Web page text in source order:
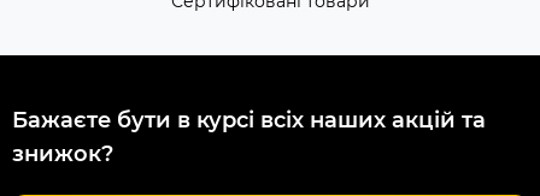
Бажаєте бути в курсі всіх наших акцій та
знижок?